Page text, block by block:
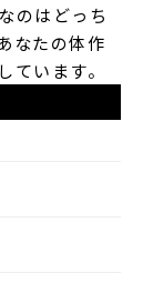
のはどっち
なたの体作
ています。